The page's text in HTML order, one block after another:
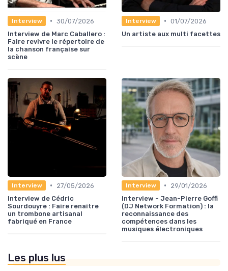
Interview • 30/07/2026
Interview de Marc Caballero :
Faire revivre le répertoire de
la chanson française sur
scène
Interview • 01/07/2026
Un artiste aux multi facettes
Interview •
27/05/2026
Interview de Cédric
Sourdouyre : Faire renaître
un trombone artisanal
fabriqué en France
Interview •
29/01/2026
Interview - Jean-Pierre Goffi
(DJ Network Formation) : la
reconnaissance des
compétences dans les
musiques électroniques
Les plus lus